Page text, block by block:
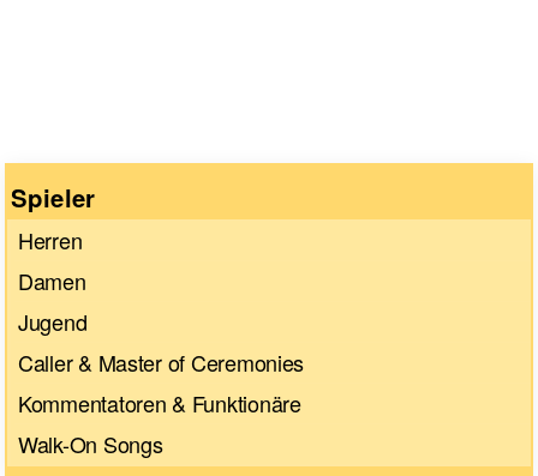
Spieler
Herren
Damen
Jugend
Caller & Master of Ceremonies
Kommentatoren & Funktionäre
Walk-On Songs